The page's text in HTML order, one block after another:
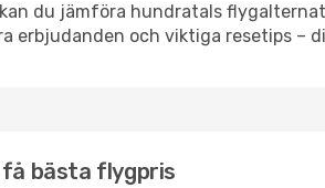
du jämföra hundratals
erbjudanden och viktiga resetips –
bästa flygpris